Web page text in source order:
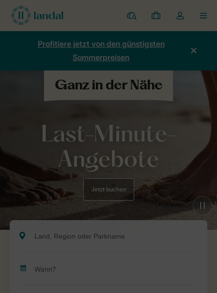
Ferienparks
Meine
Buchungen
Dropdown-
Menü
Kontos
Profitiere jetzt von den günstigsten
Sommerpreisen
Last-Minute-
Angebote
Jetzt buchen